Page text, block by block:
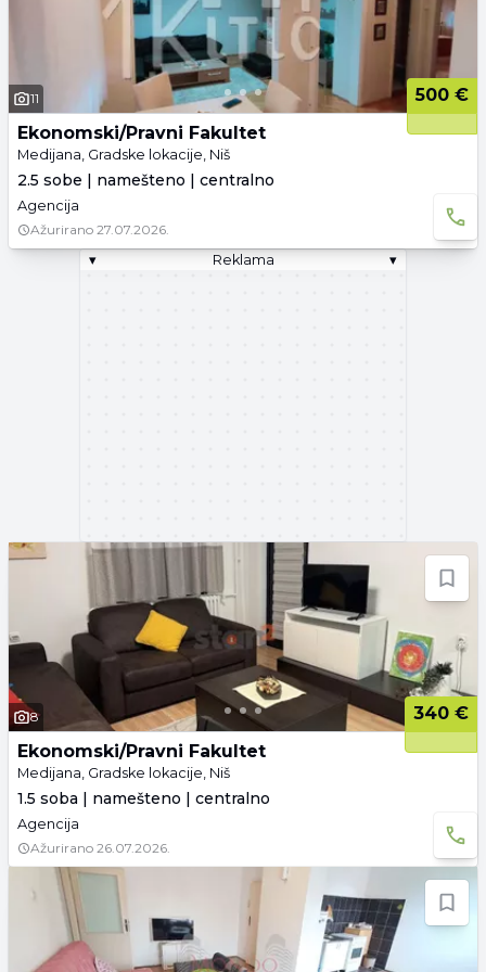
11
500 €
Ekonomski/Pravni Fakultet
Medijana, Gradske lokacije, Niš
2.5 sobe | namešteno | centralno
Agencija
Ažurirano 27.07.2026.
▾
Reklama ▾
8
340 €
Ekonomski/Pravni Fakultet
Medijana, Gradske lokacije, Niš
1.5 soba | namešteno | centralno
Agencija
Ažurirano 26.07.2026.